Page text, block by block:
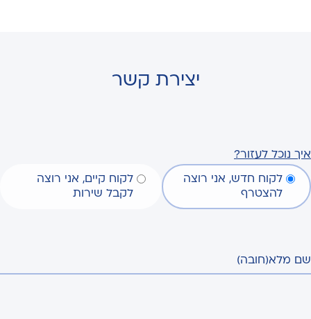
יצירת קשר
איך נוכל לעזור?
לקוח חדש, אני רוצה
להצטרף
לקוח קיים, אני רוצה
לקבל שירות
שם מלא(חובה)